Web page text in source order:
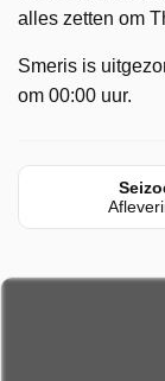
alles zetten om
Smeris is
om 00:00 uur.